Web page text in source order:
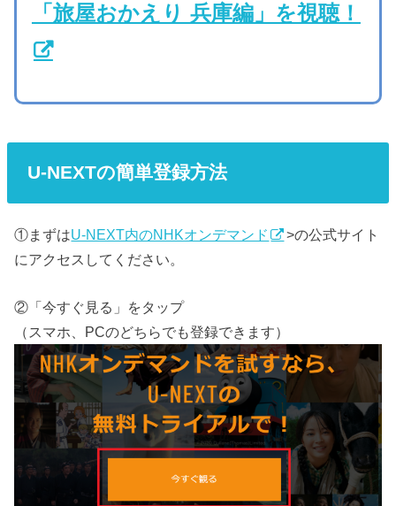
「旅屋おかえり 兵庫編」を視聴！
U-NEXTの簡単登録方法
①まずはU-NEXT内のNHKオンデマンド
>の公式サイト
にアクセスしてください。
②「今すぐ見る」をタップ
（スマホ、PCのどちらでも登録できます）